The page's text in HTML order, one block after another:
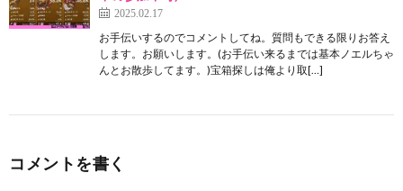
2025.02.17
お手伝いするのでコメントしてね。質問もできる限りお答え
します。お願いします。(お手伝い来るまでは基本ノエルちゃ
んとお散歩してます。)宝箱探しは俺より取[…]
コメントを書く